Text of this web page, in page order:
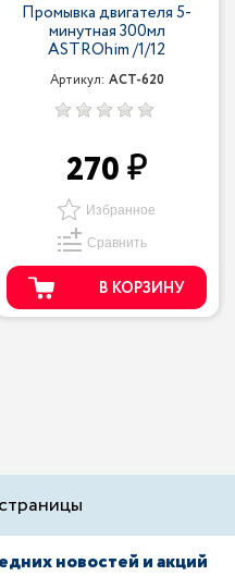
Промывка двигателя 5-
минутная 300мл
ASTROhim /1/12
Артикул: ACT-620
270
Избранное
Сравнить
В КОРЗИНУ
новостей и акций